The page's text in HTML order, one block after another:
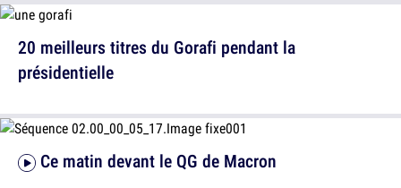
20 meilleurs titres du Gorafi pendant la
présidentielle
Ce matin devant le QG de Macron